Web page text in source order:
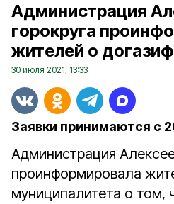
Администрация
горокруга
жителей о
30 июля 2021, 13:33
Заявки принимаются с
Администрация
проинформировала
муниципалитета о том,